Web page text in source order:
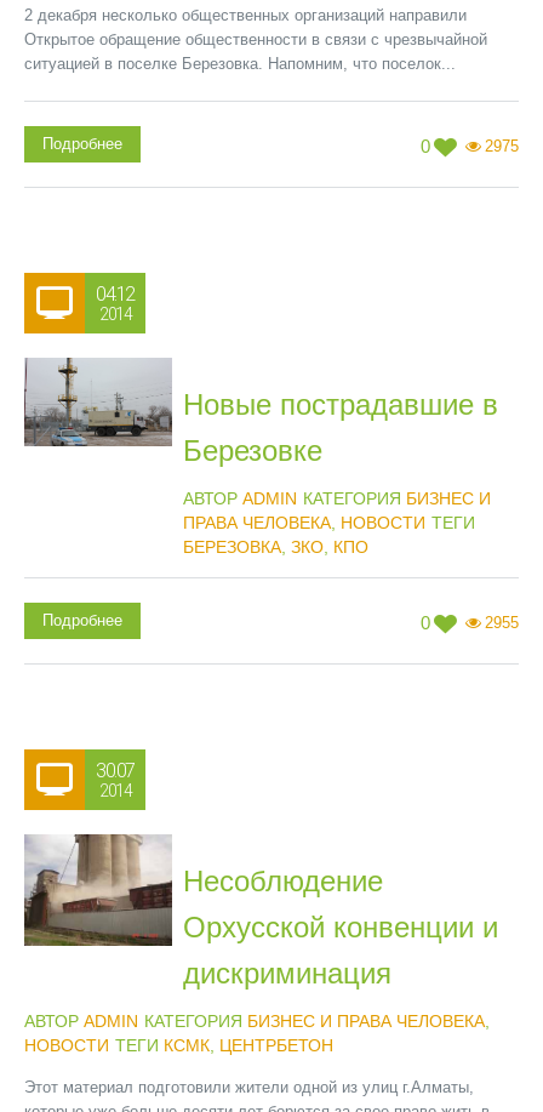
2 декабря несколько общественных организаций направили
Открытое обращение общественности в связи с чрезвычайной
ситуацией в поселке Березовка. Напомним, что поселок...
0 2975
Подробнее
04.12
2014
Новые пострадавшие в
Березовке
АВТОР ADMIN КАТЕГОРИЯ БИЗНЕС И
ПРАВА ЧЕЛОВЕКА, НОВОСТИ ТЕГИ
БЕРЕЗОВКА, ЗКО, КПО
0 2955
Подробнее
30.07
2014
Несоблюдение
Орхусской конвенции и
дискриминация
АВТОР ADMIN КАТЕГОРИЯ БИЗНЕС И ПРАВА ЧЕЛОВЕКА
НОВОСТИ ТЕГИ КСМК ЦЕНТРБЕТОН
Этот материал подготовили жители одной из улиц г.Алматы,